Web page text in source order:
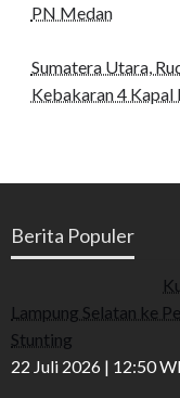
PN Medan
Sumatera Utara,
Kebakaran 4 Kapal
Berita Populer
Lampung Selatan ke
Stunting
22 Juli 2026 | 12:50